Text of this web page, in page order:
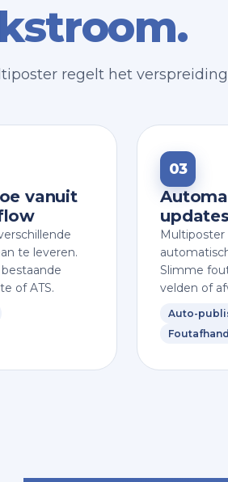
regelt het
vanuit
te leveren.
of ATS.
03
updates
Slimme
velden of
Auto-